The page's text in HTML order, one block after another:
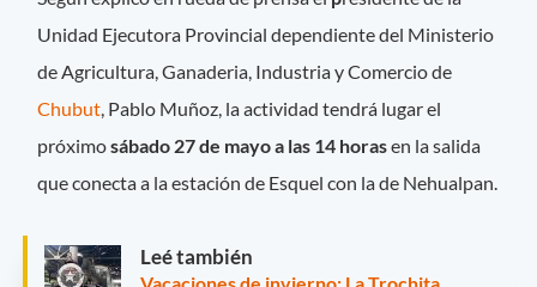
Unidad Ejecutora Provincial dependiente del Ministerio
de Agricultura, Ganaderia, Industria y Comercio de
Chubut, Pablo Muñoz, la actividad tendrá lugar el
próximosábado 27 de mayo a las 14 horasen la salida
que conecta a la estación de Esquel con la de Nehualpan.
Leé también